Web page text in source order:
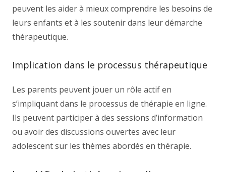
peuvent les aider à mieux comprendre les besoins de
leurs enfants et à les soutenir dans leur démarche
thérapeutique.
Implication dans le processus thérapeutique
Les parents peuvent jouer un rôle actif en
s’impliquant dans le processus de thérapie en ligne.
Ils peuvent participer à des sessions d’information
ou avoir des discussions ouvertes avec leur
adolescent sur les thèmes abordés en thérapie.